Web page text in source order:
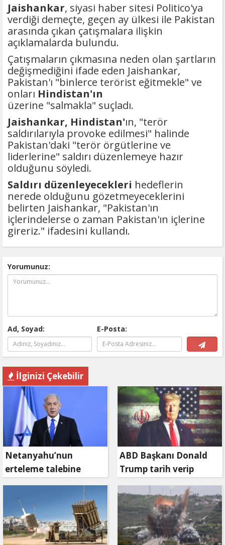
Jaishankar, siyasi haber sitesi Politico'ya
verdiği demeçte, geçen ay ülkesi ile Pakistan
arasında çıkan çatışmalara ilişkin
açıklamalarda bulundu.
Çatışmaların çıkmasına neden olan şartların
değişmediğini ifade eden Jaishankar,
Pakistan'ı "binlerce terörist eğitmekle" ve
onları Hindistan'ın
üzerine "salmakla" suçladı.
Jaishankar, Hindistan'ın, "terör
saldırılarıyla provoke edilmesi" halinde
Pakistan'daki "terör örgütlerine ve
liderlerine" saldırı düzenlemeye hazır
olduğunu söyledi.
Saldırı düzenleyecekleri hedeflerin
nerede olduğunu gözetmeyeceklerini
belirten Jaishankar, "Pakistan'ın
içlerindelerse o zaman Pakistan'ın içlerine
gireriz." ifadesini kullandı.
Yorumunuz:
Ad, Soyad: E-Posta:
İlginizi Çekebilir
Netanyahu’nun
erteleme talebine
mahkemeden ret
ABD Başkanı Donald
Trump tarih verip
duyurdu: Savaş ne
zaman bitecek?